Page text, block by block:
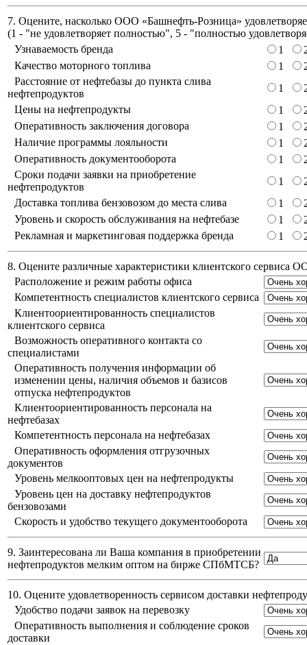
7. Оцените, насколько ООО «Башнефть-Розница»
(1 - "не удовлетворяет полностью", 5 - "полностью
Узнаваемость бренда
1
Качество моторного топлива
1
Расстояние от нефтебазы до пункта слива
нефтепродуктов
1
Цены на нефтепродукты
1
Оперативность заключения договора
1
Наличие программы лояльности
1
Оперативность документооборота
1
Сроки подачи заявки на приобретение
нефтепродуктов
1
Доставка топлива бензовозом до места слива
1
Уровень и скорость обслуживания на нефтебазе
1
Рекламная и маркетинговая поддержка бренда
1
8. Оцените различные характеристики клиентского сервиса
Расположение и режим работы офиса
Компетентность специалистов клиентского сервиса
Клиентоориентированность специалистов
клиентского сервиса
Возможность оперативного контакта со
специалистами
Оперативность получения информации об
изменении цены, наличия объемов и базисов
отпуска нефтепродуктов
Клиентоориентированность персонала на
нефтебазах
Компетентность персонала на нефтебазах
Оперативность оформления отгрузочных
документов
Уровень мелкооптовых цен на нефтепродукты
Уровень цен на доставку нефтепродуктов
бензовозами
Скорость и удобство текущего документооборота
9. Заинтересована ли Ваша компания в приобретении
нефтепродуктов мелким оптом на бирже СПбМТСБ?
10. Оцените удовлетворенность сервисом доставки
Удобство подачи заявок на перевозку
Оперативность выполнения и соблюдение сроков
доставки